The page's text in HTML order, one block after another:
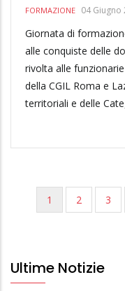
FORMAZIONE 04 Giugno
Giornata di
alle conquiste delle
rivolta alle
della CGIL Roma e
territoriali e delle
Paginazione
PAGINA
1 PAGINA
2 3
Ultime Notizie